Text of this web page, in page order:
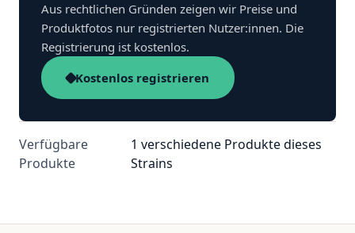
Aus rechtlichen Gründen zeigen wir Preise und
Produktfotos nur registrierten Nutzer:innen. Die
Registrierung ist kostenlos.
Kostenlos registrieren
Verfügbare
Produkte
1 verschiedene Produkte dieses
Strains